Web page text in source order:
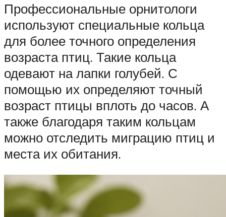
Профессиональные орнитологи
используют специальные кольца
для более точного определения
возраста птиц. Такие кольца
одевают на лапки голубей. С
помощью их определяют точный
возраст птицы вплоть до часов. А
также благодаря таким кольцам
можно отследить миграцию птиц и
места их обитания.